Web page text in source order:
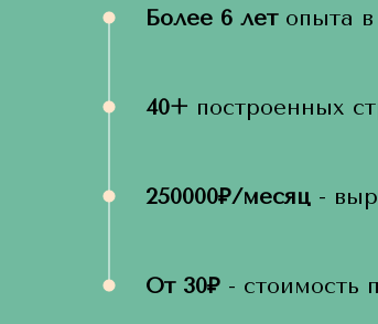
Более 6 летопыта
От 30₽ - стоимость
250000₽/месяц -
40+ построенных